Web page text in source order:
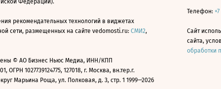
Федерации).
рекомендательных технологий в виджетах
сети, размещенных на сайте vedomosti.ru: СМИ2,
© АО Бизнес Ньюс Медиа, ИНН/КПП
ОГРН 1027739124775, 127018, г. Москва, вн.тер.г.
Марьина Роща, ул. Полковая, д. 3, стр. 1 1999—2026
Телефон:
Сайт
сайта,
обработки